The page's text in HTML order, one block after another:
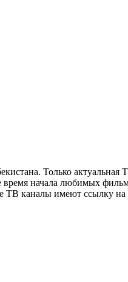
Только
начала любимых
каналы имеют ссылку на